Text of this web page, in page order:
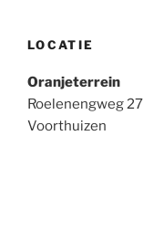
LOCATIE
Oranjeterrein
Roelenengweg 27
Voorthuizen